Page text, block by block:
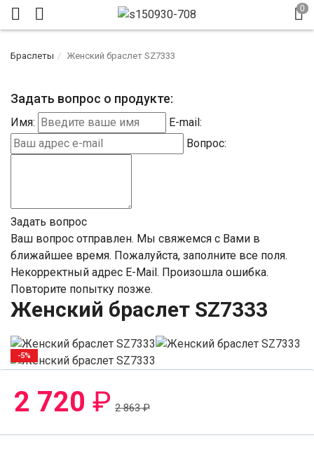
Браслеты Женский браслет SZ7333
Задать вопрос о продукте:
Имя:
E-mail:
Вопрос:
Задать вопрос
Ваш вопрос отправлен. Мы свяжемся с Вами в
ближайшее время. Пожалуйста, заполните все поля.
Некорректный адрес E-Mail. Произошла ошибка.
Повторите попытку позже.
Женский браслет SZ7333
-5%
2 720 ₽ 2 863₽